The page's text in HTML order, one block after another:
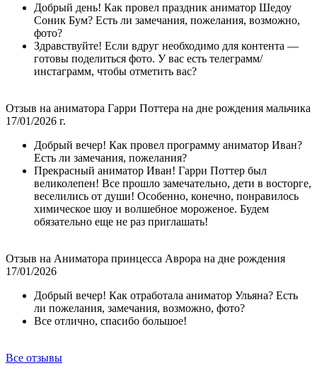
Добрый день! Как провел праздник аниматор Шедоу
Соник Бум? Есть ли замечания, пожелания, возможно,
фото?
Здравствуйте! Если вдруг необходимо для контента —
готовы поделиться фото. У вас есть телеграмм/
инстаграмм, чтобы отметить вас?
Отзыв на аниматора Гарри Поттера на дне рождения мальчика
17/01/2026 г.
Добрый вечер! Как провел программу аниматор Иван?
Есть ли замечания, пожелания?
Прекрасный аниматор Иван! Гарри Поттер был
великолепен! Все прошло замечательно, дети в восторге,
веселились от души! Особенно, конечно, понравилось
химическое шоу и волшебное мороженое. Будем
обязательно еще не раз приглашать!
Отзыв на Аниматора принцесса Аврора на дне рождения
17/01/2026
Добрый вечер! Как отработала аниматор Ульяна? Есть
ли пожелания, замечания, возможно, фото?
Все отлично, спасибо большое!
Все отзывы